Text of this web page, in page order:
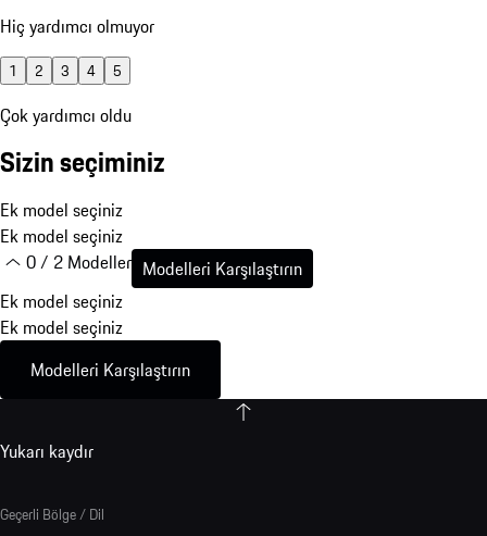
Hiç yardımcı olmuyor
1 2 3 4 5
Çok yardımcı oldu
Sizin seçiminiz
Ek model seçiniz
Ek model seçiniz
0 / 2 Modeller Modelleri Karşılaştırın
Ek model seçiniz
Ek model seçiniz
Modelleri Karşılaştırın